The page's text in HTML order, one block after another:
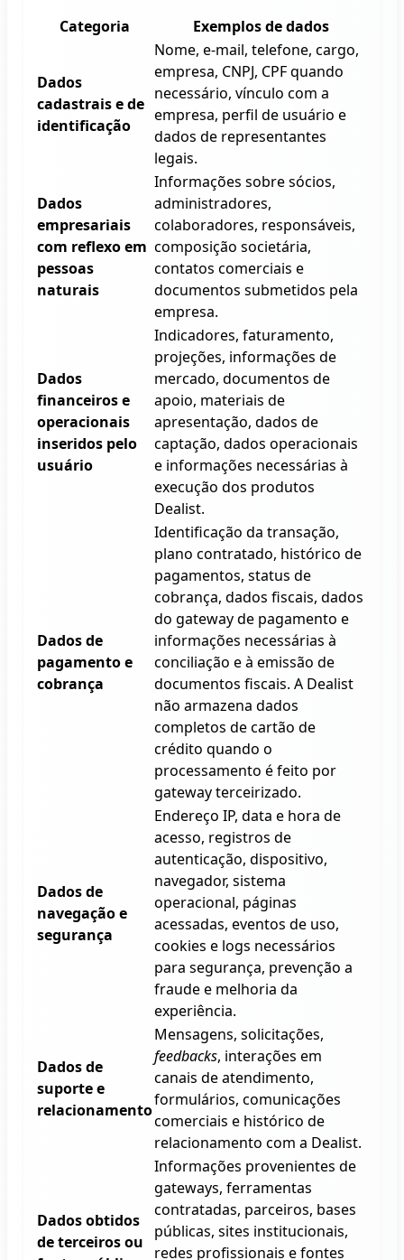
Categoria
Exemplos de dados
Dados
cadastrais e de
identificação
Nome, e-mail, telefone, cargo,
empresa, CNPJ, CPF quando
necessário, vínculo com a
empresa, perfil de usuário e
dados de representantes
legais.
Dados
empresariais
com reflexo em
pessoas
naturais
Informações sobre sócios,
administradores,
colaboradores, responsáveis,
composição societária,
contatos comerciais e
documentos submetidos pela
empresa.
Dados
financeiros e
operacionais
inseridos pelo
usuário
Indicadores, faturamento,
projeções, informações de
mercado, documentos de
apoio, materiais de
apresentação, dados de
captação, dados operacionais
e informações necessárias à
execução dos produtos
Dealist.
Dados de
pagamento e
cobrança
Identificação da transação,
plano contratado, histórico de
pagamentos, status de
cobrança, dados fiscais, dados
do gateway de pagamento e
informações necessárias à
conciliação e à emissão de
documentos fiscais. A Dealist
não armazena dados
completos de cartão de
crédito quando o
processamento é feito por
gateway terceirizado.
Dados de
navegação e
segurança
Endereço IP, data e hora de
acesso, registros de
autenticação, dispositivo,
navegador, sistema
operacional, páginas
acessadas, eventos de uso,
cookies e logs necessários
para segurança, prevenção a
fraude e melhoria da
experiência.
Dados de
suporte e
relacionamento
Mensagens, solicitações,
feedbacks, interações em
canais de atendimento,
formulários, comunicações
comerciais e histórico de
relacionamento com a Dealist.
Dados obtidos
de terceiros ou
Informações provenientes de
gateways, ferramentas
contratadas, parceiros, bases
públicas, sites institucionais,
redes profissionais e fontes